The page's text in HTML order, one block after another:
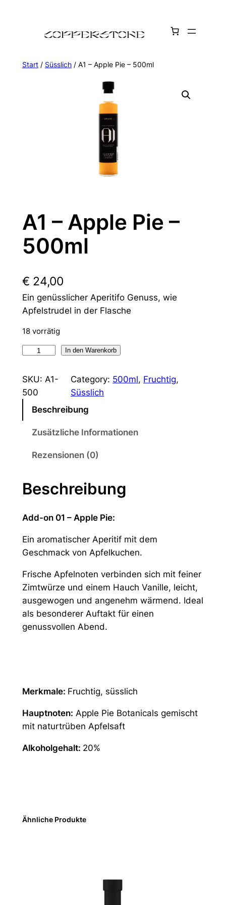
Start/ Süsslich/ A1 – Apple Pie – 500ml
A1 – Apple Pie –
500ml
€ 24,00
Ein genüsslicher Aperitifo Genuss, wie
Apfelstrudel in der Flasche
18 vorrätig
–
A
e
–
0
0
m
M
e
n
g
e
In den Warenkorb
SKU: A1-
500
Category: 500ml, Fruchtig
Süsslich
Beschreibung
Zusätzliche Informationen
Rezensionen (0)
Beschreibung
Add-on 01 – Apple Pie:
Ein aromatischer Aperitif mit dem
Geschmack von Apfelkuchen.
Frische Apfelnoten verbinden sich mit feiner
Zimtwürze und einem Hauch Vanille, leicht,
ausgewogen und angenehm wärmend. Ideal
als besonderer Auftakt für einen
genussvollen Abend.
Merkmale: Fruchtig, süsslich
Hauptnoten: Apple Pie Botanicals gemischt
mit naturtrüben Apfelsaft
Alkoholgehalt: 20%
Ähnliche Produkte